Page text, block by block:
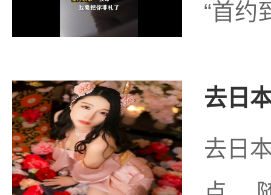
“首
去日
去日